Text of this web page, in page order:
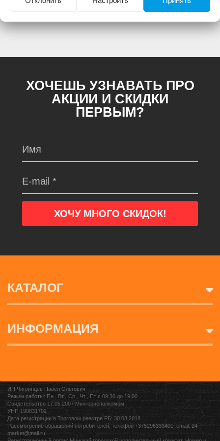
Артикул Производителя 2400159539
ХОЧЕШЬ УЗНАВАТЬ ПРО
АКЦИИ И СКИДКИ
ПЕРВЫМ?
КАТАЛОГ
ИНФОРМАЦИЯ
ИП Чигвинцев Павел Олегович
Режим работы: Пн , Вт , Ср , Чт , Пт c 09:30 до 19:00
Свидетельство 17.05.2007 Мингорисполкомом
УНП 190831702
Дата регистрации в Торговом реестре РБ: 30.03.2018
Рассмотрение обращений потребителей, телефон +375296333401, email: 24-
market@mail.ru,